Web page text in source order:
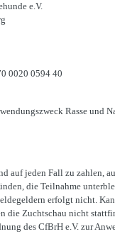
e.V.
0020 0594 40
Rasse und
auf jeden Fall zu zahlen,
die Teilnahme
erfolgt nicht.
die Zuchtschau nicht
des CfBrH e.V. zur